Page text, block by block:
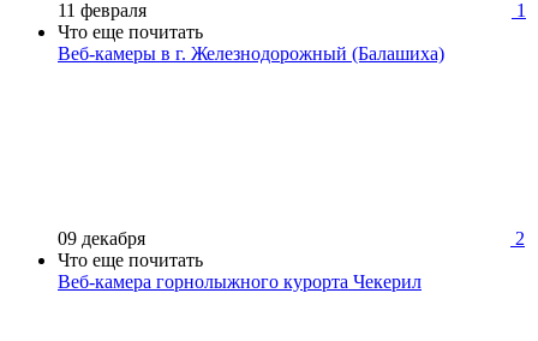
11 февраля
1
Что еще почитать
Веб-камеры в г. Железнодорожный (Балашиха)
09 декабря
2
Что еще почитать
Веб-камера горнолыжного курорта Чекерил